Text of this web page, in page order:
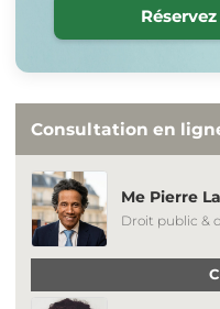
Consultation en
Me Pierre
Droit public &